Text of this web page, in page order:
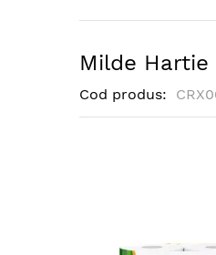
Milde Hartie
Cod produs